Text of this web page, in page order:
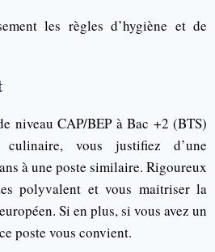
les règles d’hygiène et de
niveau CAP/BEP à Bac +2 (BTS)
culinaire, vous justifiez d’une
à une poste similaire. Rigoureux
polyvalent et vous maitriser la
Si en plus, si vous avez un
poste vous convient.